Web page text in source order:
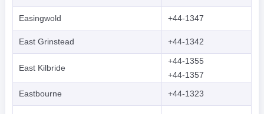
Easingwold +44-1347
East Grinstead +44-1342
East Kilbride
+44-1355
+44-1357
Eastbourne
+44-1323